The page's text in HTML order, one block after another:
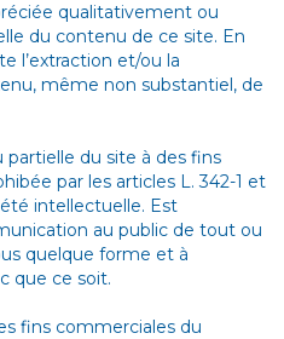
qualitativement ou
du contenu de ce site. En
l’extraction et/ou la
même non substantiel, de
du site à des fins
par les articles L. 342-1 et
intellectuelle. Est
au public de tout ou
quelque forme et à
que ce soit.
fins commerciales du